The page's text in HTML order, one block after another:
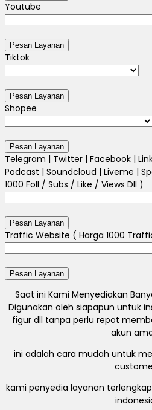
Youtube
Tiktok
Shopee
Telegram | Twitter | Facebook |
Podcast | Soundcloud | Liveme |
1000 Foll / Subs / Like / Views Dll )
Traffic Website ( Harga 1000
Saat ini Kami Menyediakan
Digunakan oleh siapapun untuk
figur dll tanpa perlu repot
akun
ini adalah cara mudah untuk
kami penyedia layanan